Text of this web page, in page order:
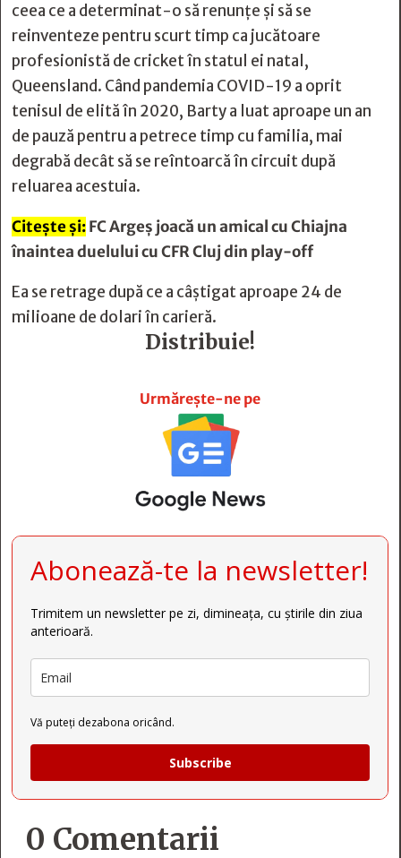
ceea ce a determinat-o să renunțe și să se
reinventeze pentru scurt timp ca jucătoare
profesionistă de cricket în statul ei natal,
Queensland. Când pandemia COVID-19 a oprit
tenisul de elită în 2020, Barty a luat aproape un an
de pauză pentru a petrece timp cu familia, mai
degrabă decât să se reîntoarcă în circuit după
reluarea acestuia.
Citește și:FC Argeș joacă un amical cu Chiajna
înaintea duelului cu CFR Cluj din play-off
Ea se retrage după ce a câștigat aproape 24 de
milioane de dolari în carieră.
Distribuie!
Urmărește-ne pe
Abonează-te la newsletter!
Trimitem un newsletter pe zi, dimineața, cu știrile din ziua
anterioară.
Vă puteți dezabona oricând.
Subscribe
0 Comentarii